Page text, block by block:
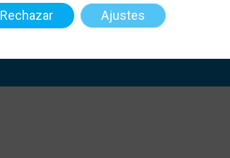
Electric! Atendemos 24h, hacemos magia
temperatura y la energía. ¡Boletines y
Rechazar Ajustes